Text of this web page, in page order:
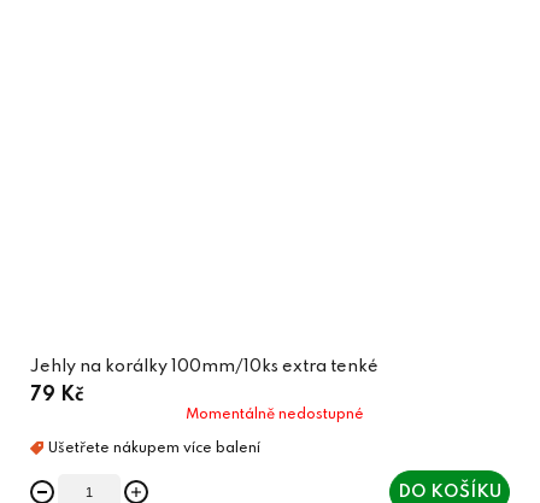
Jehly na korálky 100mm/10ks extra tenké
79 Kč
Momentálně nedostupné
DO KOŠÍKU